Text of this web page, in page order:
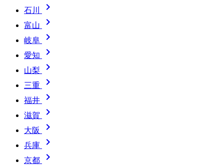
石川 
富山 
岐阜 
愛知 
山梨 
三重 
福井 
滋賀 
大阪 
兵庫 
京都 